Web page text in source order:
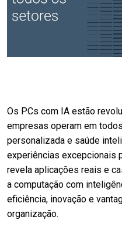
Os PCs com IA estão
empresas operam em
personalizada e saúde
experiências excepcionais
revela aplicações reais e
a computação com
eficiência, inovação e
organização.